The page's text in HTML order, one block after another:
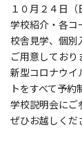
１０月２４日（
学校紹介・各コ
校舎見学、個別
ご用意しており
新型コロナウイ
トをすべて予約
学校説明会にご
ぜひお越しくだ